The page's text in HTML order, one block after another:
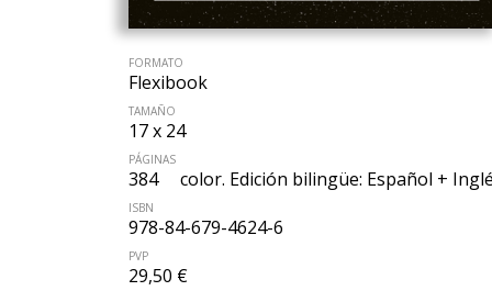
FORMATO
Flexibook
TAMAÑO
17 x 24
PÁGINAS
384 color. Edición bilingüe: Español +
ISBN
978-84-679-4624-6
PVP
29,50 €